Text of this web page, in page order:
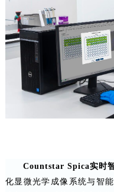
Countstar Spica实时
化显微光学成像系统与智